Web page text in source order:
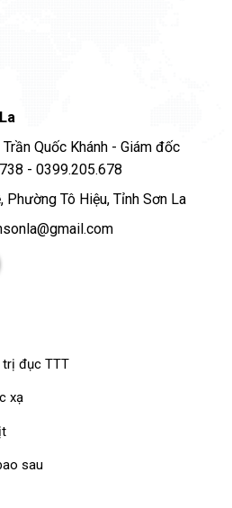
Quốc Khánh - Giám đốc
- 0399.205.678
Phường Tô Hiệu, Tỉnh Sơn La
trị đục TTT
xạ
sau